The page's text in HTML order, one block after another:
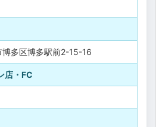
多区博多駅前2-15-16
店・FC